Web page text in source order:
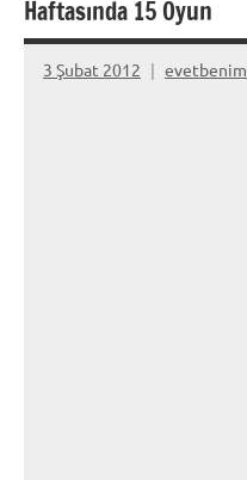
Haftasında 15 Oyun
3 Şubat 2012 evetbenim